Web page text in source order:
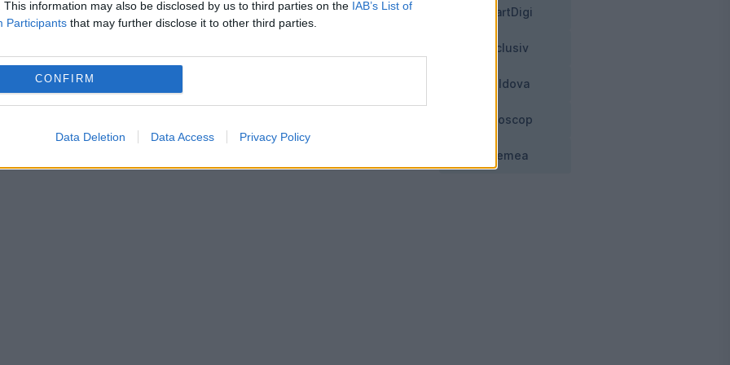
This information may also be disclosed by us to third parties on the IAB’s List of
Participants that may further disclose it to other third parties.
CONFIRM
Data Deletion Data Access Privacy Policy
Probabil uşor-uşor am început să fiu
dar va trebui să analizez pentru că am un
, a spus Hagi, aseară, în conferinţa de presă
scor 1-2.
SmartDigi
Exclusiv
Moldova
Horoscop
Vremea